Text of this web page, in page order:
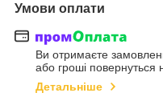
Умови оплати
Ви отримаєте
або гроші повернуться
Детальніше